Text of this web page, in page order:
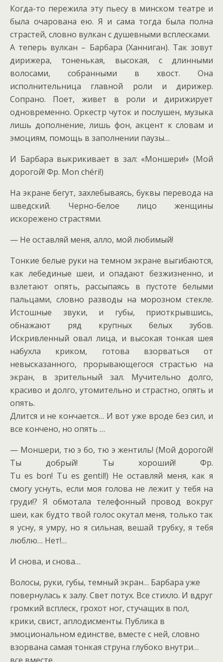
Когда-то пережила эту пьесу в минском театре и
была очарована ею. Я и сама тогда была полна
страстей, словно вулкан с душевными всплесками.
А теперь вулкан – Барбара (Ханниган). Так зовут
дирижера, тоненькая, высокая, с длинными
волосами, собранными в хвост. Она
исполнительница главной роли и дирижер.
Сопрано. Поет, живет в роли и дирижирует
одновременно. Оркестр чуток и послушен, музыка
лишь дополнение, лишь фон, акцент к словам и
эмоциям, помощь в заполнении паузы…
И Барбара выкрикивает в зал: «Моншери!» (Мой
дорогой! Фр. Mon chéri!)
На экране бегут, захлебываясь, буквы перевода на
шведский. Черно-белое лицо женщины
искорежено страстями.
— Не оставляй меня, алло, мой любимый!
Тонкие белые руки на темном экране выгибаются,
как лебединые шеи, и опадают безжизненно, и
взлетают опять, рассыпаясь в пустоте белыми
пальцами, словно разводы на морозном стекле.
Истошные звуки, и губы, приоткрывшись,
обнажают ряд крупных белых зубов.
Искривленный овал лица, и высокая тонкая шея
набухла криком, готова взорваться от
невысказанного, прорывающегося страстью на
экран, в зрительный зал. Мучительно долго,
красиво и долго, утомительно и страстно, опять и
опять.
Длится и не кончается… И вот уже вроде без сил, и
все кончено, но опять …
— Моншери, тю э бо, тю э жентиль! (Мой дорогой!
Ты добрый! Ты хороший! Фр.
Tu es bon! Tu es gentil!) Не оставляй меня, как я
смогу уснуть, если моя голова не лежит у тебя на
груди!? Я обмотала телефонный провод вокруг
шеи, как будто твой голос окутал меня, только так
я усну, я умру, но я сильная, вешай трубку, я тебя
люблю… Нет!…
И снова, и снова…
Волосы, руки, губы, темный экран… Барбара уже
повернулась к залу. Свет потух. Все стихло. И вдруг
громкий всплеск, грохот ног, стучащих в пол,
крики, свист, аплодисменты. Публика в
эмоциональном единстве, вместе с ней, словно
взорвана самая тонкая струна глубоко внутри…